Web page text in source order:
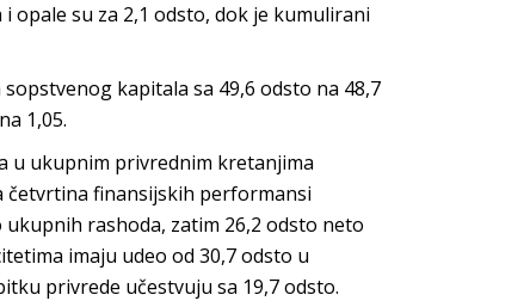
opale su za 2,1 odsto, dok je kumulirani
kapitala sa 49,6 odsto na 48,7
1,05.
u ukupnim privrednim kretanjima
finansijskih performansi
rashoda, zatim 26,2 odsto neto
imaju udeo od 30,7 odsto u
privrede učestvuju sa 19,7 odsto.